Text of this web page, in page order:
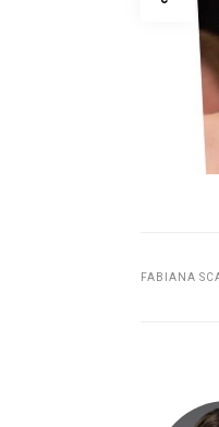
FABIANA